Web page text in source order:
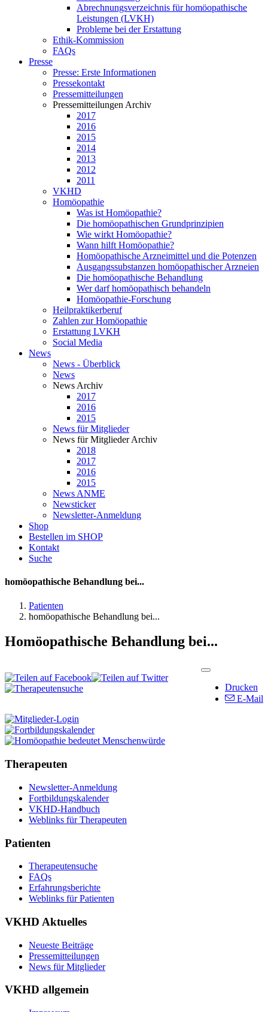
Abrechnungsverzeichnis für homöopathische
Leistungen (LVKH)
Probleme bei der Erstattung
Ethik-Kommission
FAQs
Presse
Presse: Erste Informationen
Pressekontakt
Pressemitteilungen
Pressemitteilungen Archiv
2017
2016
2015
2014
2013
2012
2011
VKHD
Homöopathie
Was ist Homöopathie?
Die homöopathischen Grundprinzipien
Wie wirkt Homöopathie?
Wann hilft Homöopathie?
Homöopathische Arzneimittel und die Potenzen
Ausgangssubstanzen homöopathischer Arzneien
Die homöopathische Behandlung
Wer darf homöopathisch behandeln
Homöopathie-Forschung
Heilpraktikerberuf
Zahlen zur Homöopathie
Erstattung LVKH
Social Media
News
News - Überblick
News
News Archiv
2017
2016
2015
News für Mitglieder
News für Mitglieder Archiv
2018
2017
2016
2015
News ANME
Newsticker
Newsletter-Anmeldung
Shop
Bestellen im SHOP
Kontakt
Suche
homöopathische Behandlung bei...
Patienten
homöopathische Behandlung bei...
Homöopathische Behandlung bei...
Drucken
E-Mail
Therapeuten
Newsletter-Anmeldung
Fortbildungskalender
VKHD-Handbuch
Weblinks für Therapeuten
Patienten
Therapeutensuche
FAQs
Erfahrungsberichte
Weblinks für Patienten
VKHD Aktuelles
Neueste Beiträge
Pressemitteilungen
News für Mitglieder
VKHD allgemein